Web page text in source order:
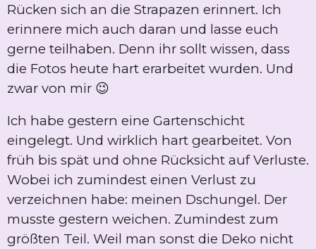
Rücken sich an die Strapazen erinnert. Ich
erinnere mich auch daran und lasse euch
gerne teilhaben. Denn ihr sollt wissen, dass
die Fotos heute hart erarbeitet wurden. Und
zwar von mir 😉
Ich habe gestern eine Gartenschicht
eingelegt. Und wirklich hart gearbeitet. Von
früh bis spät und ohne Rücksicht auf Verluste.
Wobei ich zumindest einen Verlust zu
verzeichnen habe: meinen Dschungel. Der
musste gestern weichen. Zumindest zum
größten Teil. Weil man sonst die Deko nicht